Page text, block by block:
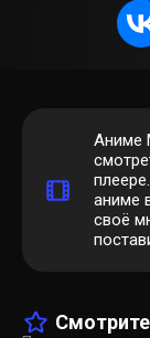
Аниме
плеере.
аниме
своё